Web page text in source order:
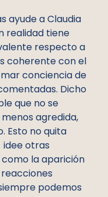
ayude a Claudia
realidad tiene
respecto a
coherente con el
conciencia de
Dicho
que no se
agredida,
Esto no quita
idee otras
la aparición
podemos